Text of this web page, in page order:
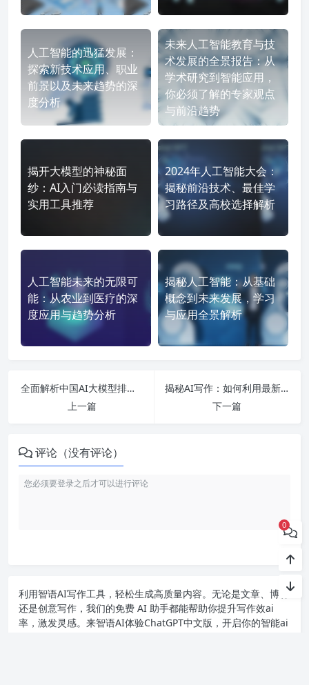
人工智能的迅猛发展：
探索新技术应用、职业
前景以及未来趋势的深
度分析
未来人工智能教育与技
术发展的全景报告：从
学术研究到智能应用，
你必须了解的专家观点
与前沿趋势
揭开大模型的神秘面
纱：AI入门必读指南与
实用工具推荐
2024年人工智能大会：
揭秘前沿技术、最佳学
习路径及高校选择解析
人工智能未来的无限可
能：从农业到医疗的深
度应用与趋势分析
揭秘人工智能：从基础
概念到未来发展，学习
与应用全景解析
全面解析中国AI大模型排名及2024年未来发展趋势与应用前景
上一篇
揭秘AI写作：如何利用最新技术生成高质量内容并避免抄袭风险
下一篇
评论（没有评论）
利用智语AI写作工具，轻松生成高质量内容。无论是文章、博客
还是创意写作，我们的免费 AI 助手都能帮助你提升写作效ai
率，激发灵感。来智语AI体验ChatGPT中文版 ，开启你的智能ai
0